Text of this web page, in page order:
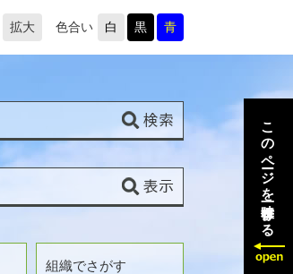
拡大 色合い 白 黒 青
組織でさがす
このページを一時保存する